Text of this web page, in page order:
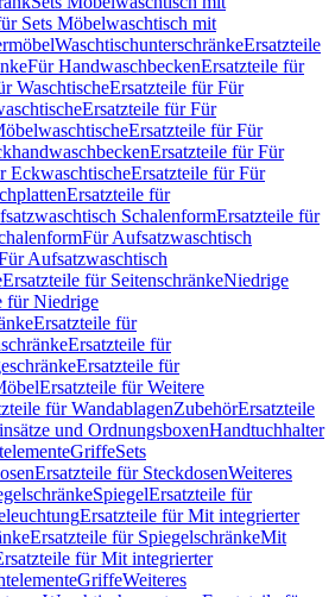
Sets Möbelwaschtisch mit
WaschtischunterschränkeErsatzteile
Für HandwaschbeckenErsatzteile für
WaschtischeErsatzteile für Für
Ersatzteile für Für
Ersatzteile für Für
Ersatzteile für Für
EckwaschtischeErsatzteile für Für
Ersatzteile für
SchalenformErsatzteile für
Für Aufsatzwaschtisch
Aufsatzwaschtisch
Ersatzteile für SeitenschränkeNiedrige
für Niedrige
Ersatzteile für
Ersatzteile für
Ersatzteile für
Ersatzteile für Weitere
für WandablagenZubehörErsatzteile
und OrdnungsboxenHandtuchhalter
GriffeSets
Ersatzteile für SteckdosenWeiteres
SpiegelErsatzteile für
Ersatzteile für Mit integrierter
Ersatzteile für SpiegelschränkeMit
für Mit integrierter
GriffeWeiteres